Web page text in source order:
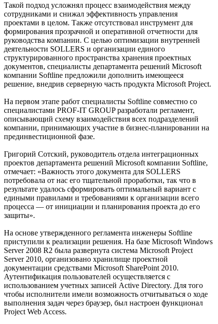
Такой подход усложнял процесс взаимодействия между
сотрудниками и снижал эффективность управления
проектами в целом. Также отсутствовал инструмент для
формирования прозрачной и оперативной отчетности для
руководства компании. С целью оптимизации внутренней
деятельности SOLLERS и организации единого
структурированного пространства хранения проектных
документов, специалисты департамента решений Microsoft
компании Softline предложили дополнить имеющееся
решение, внедрив серверную часть продукта Microsoft Project.
На первом этапе работ специалисты Softline совместно со
специалистами PROF-IT GROUP разработали регламент,
описывающий схему взаимодействия всех подразделений
компании, принимающих участие в бизнес-планировании на
прединвестиционной фазе.
Григорий Сотский, руководитель отдела интеграционных
проектов департамента решений Microsoft компании Softline,
отмечает: «Важность этого документа для SOLLERS
потребовала от нас его тщательной проработки, так что в
результате удалось сформировать оптимальный вариант с
едиными правилами и требованиями к организации всего
процесса — от инициации и планирования проекта до его
защиты».
На основе утвержденного регламента инженеры Softline
приступили к реализации решения. На базе Microsoft Windows
Server 2008 R2 была развернута система Microsoft Project
Server 2010, организовано хранилище проектной
документации средствами Microsoft SharePoint 2010.
Аутентификация пользователей осуществляется с
использованием учетных записей Active Directory. Для того
чтобы исполнители имели возможность отчитываться о ходе
выполнения задач через браузер, был настроен функционал
Project Web Access.